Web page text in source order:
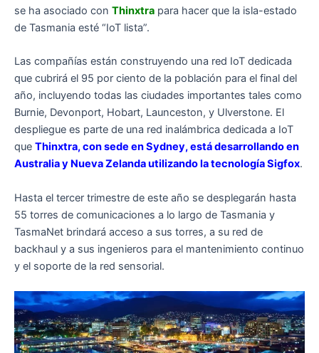
se ha asociado con Thinxtra para hacer que la isla-estado
de Tasmania esté “IoT lista”.
Las compañías están construyendo una red IoT dedicada
que cubrirá el 95 por ciento de la población para el final del
año, incluyendo todas las ciudades importantes tales como
Burnie, Devonport, Hobart, Launceston, y Ulverstone. El
despliegue es parte de una red inalámbrica dedicada a IoT
que Thinxtra, con sede en Sydney, está desarrollando en
Australia y Nueva Zelanda utilizando la tecnología Sigfox.
Hasta el tercer trimestre de este año se desplegarán hasta
55 torres de comunicaciones a lo largo de Tasmania y
TasmaNet brindará acceso a sus torres, a su red de
backhaul y a sus ingenieros para el mantenimiento continuo
y el soporte de la red sensorial.